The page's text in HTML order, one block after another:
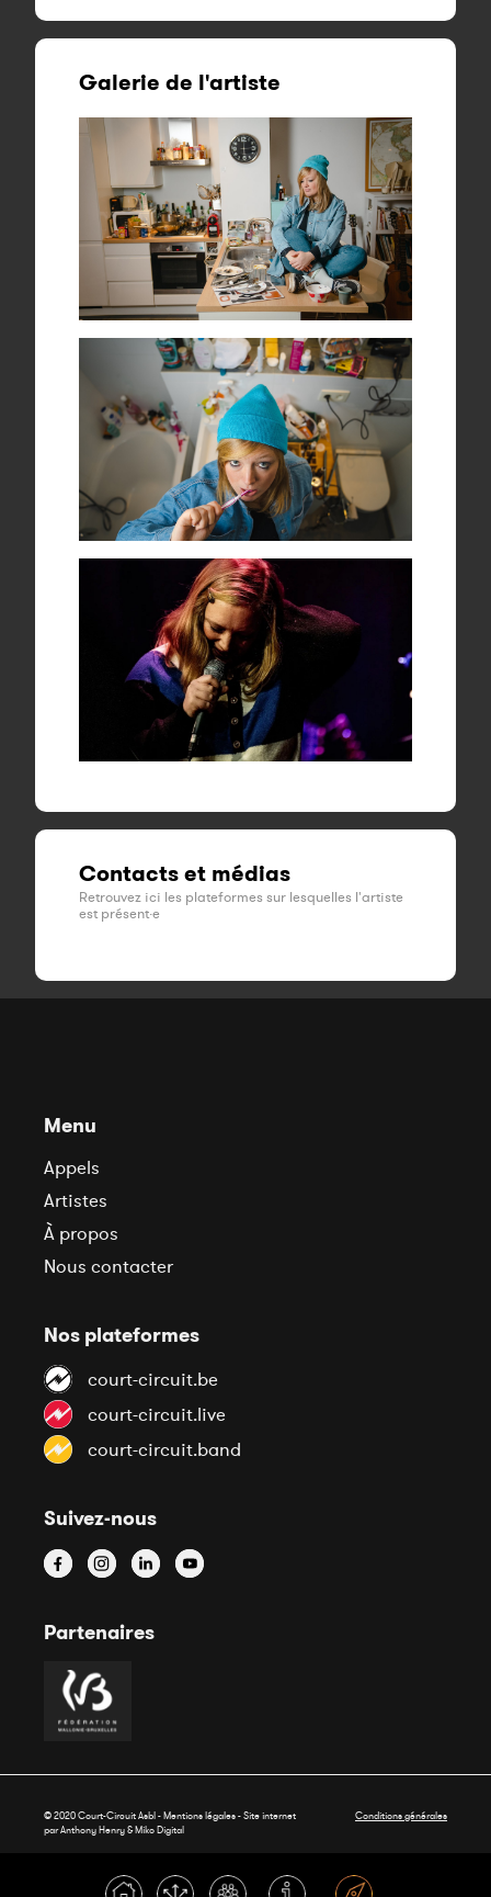
Galerie de l'artiste
Contacts et médias
Retrouvez ici les plateformes sur lesquelles l'artiste
est présent·e
Menu
Appels
Artistes
À propos
Nous contacter
Nos plateformes
court-circuit.be
court-circuit.live
court-circuit.band
Suivez-nous
Partenaires
© 2020 Court-Circuit Asbl - Mentions légales - Site internet
par Anthony Henry &Miko Digital
Conditions générales